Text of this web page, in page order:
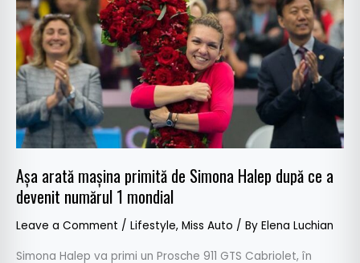
Așa arată mașina primită de Simona Halep după ce a
devenit numărul 1 mondial
Leave a Comment / Lifestyle, Miss Auto / By Elena Luchian
Simona Halep va primi un Prosche 911 GTS Cabriolet, în
mașina
primită
de
Simona
Halep
după
ce
a
devenit
numărul
mondial